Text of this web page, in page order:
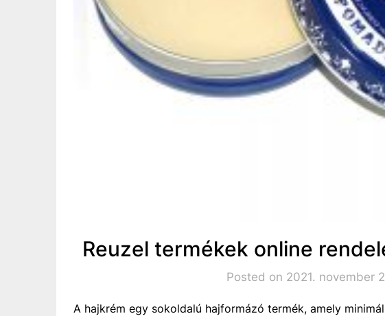
Reuzel termékek online
Posted on 2021. november
A hajkrém egy sokoldalú hajformázó termék, amely